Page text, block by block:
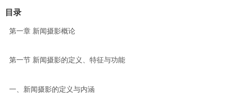
目录
第一章 新闻摄影概论
第一节 新闻摄影的定义、特征与功能
一、新闻摄影的定义与内涵